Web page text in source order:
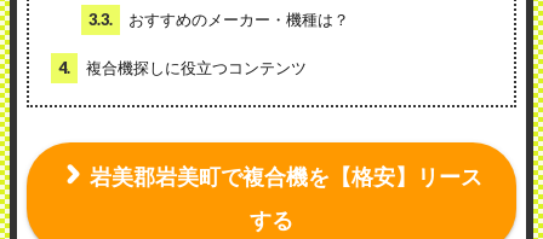
3.3. おすすめのメーカー・機種は？
4. 複合機探しに役立つコンテンツ
岩美郡岩美町で複合機を【格安】リース
する